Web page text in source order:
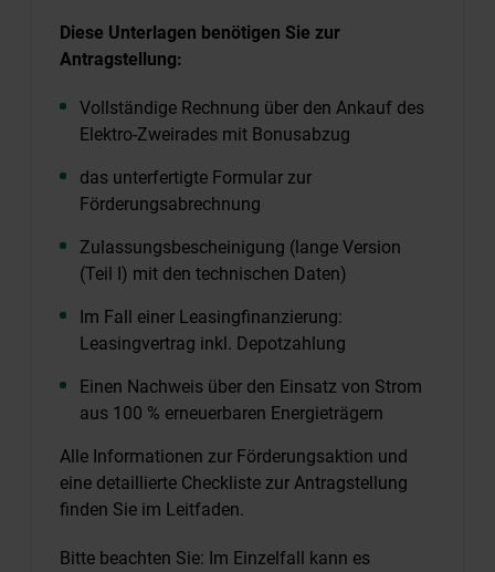
Diese Unterlagen benötigen Sie zur
Antragstellung:
Vollständige Rechnung über den Ankauf des
Elektro-Zweirades mit Bonusabzug
das unterfertigte Formular zur
Förderungsabrechnung
Zulassungsbescheinigung (lange Version
(Teil I) mit den technischen Daten)
Im Fall einer Leasingfinanzierung:
Leasingvertrag inkl. Depotzahlung
Einen Nachweis über den Einsatz von Strom
aus 100 % erneuerbaren Energieträgern
Alle Informationen zur Förderungsaktion und
eine detaillierte Checkliste zur Antragstellung
finden Sie im Leitfaden.
Bitte beachten Sie: Im Einzelfall kann es